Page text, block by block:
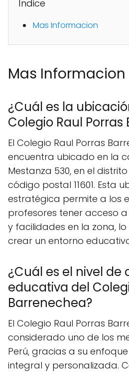
Índice
Mas Informacion
Mas Informacion
¿Cuál es la
Colegio Raul
El Colegio Raul Porras
encuentra ubicado en la
Mestanza 530, en el
código postal 11601. Esta
estratégica permite a los
profesores tener acceso
y facilidades en la zona,
crear un entorno
¿Cuál es el nivel de
educativa del
Barrenechea?
El Colegio Raul Porras
considerado uno de los
Perú, gracias a su
integral y personalizada.